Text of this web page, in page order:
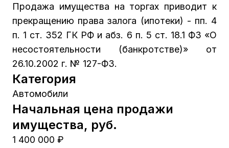
Продажа имущества на торгах приводит к
прекращению права залога (ипотеки) - пп. 4
п. 1 ст. 352 ГК РФ и абз. 6 п. 5 ст. 18.1 ФЗ «О
несостоятельности (банкротстве)» от
26.10.2002 г. № 127-ФЗ.
Категория
Автомобили
Начальная цена продажи
имущества, руб.
1 400 000 ₽